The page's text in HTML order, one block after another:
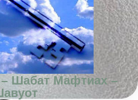
Шабат Мафтиах –